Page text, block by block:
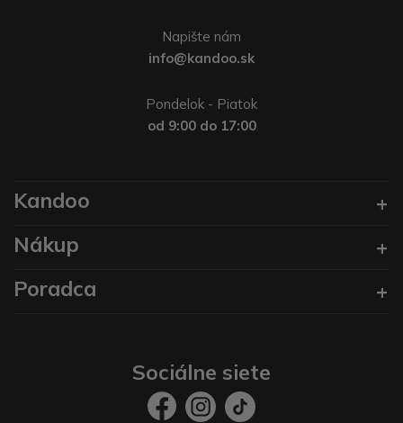
Napište nám
info@kandoo.sk
Pondelok - Piatok
od 9:00 do 17:00
Kandoo
Nákup
Poradca
Sociálne siete